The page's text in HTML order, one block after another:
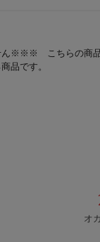
※※※ こちらの商品
品です。
オ